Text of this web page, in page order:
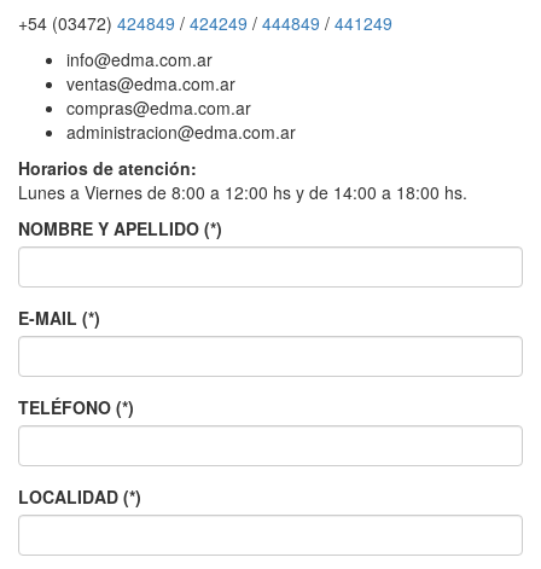
+54 (03472) 424849 / 424249 / 444849 / 441249
info@edma.com.ar
ventas@edma.com.ar
compras@edma.com.ar
administracion@edma.com.ar
Horarios de atención:
Lunes a Viernes de 8:00 a 12:00 hs y de 14:00 a 18:00 hs.
NOMBRE Y APELLIDO (*)
E-MAIL (*)
TELÉFONO (*)
LOCALIDAD (*)